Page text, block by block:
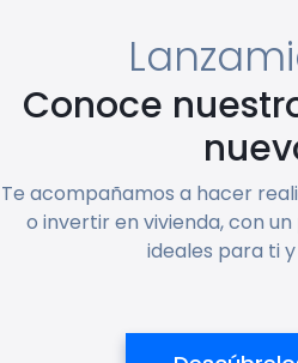
Conoce
Te acompañamos a hacer
o invertir en vivienda, con
ideales para ti